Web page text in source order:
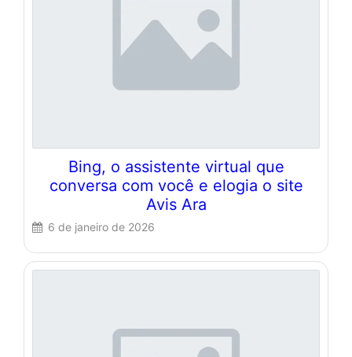
Bing, o assistente virtual que
conversa com você e elogia o site
Avis Ara
6 de janeiro de 2026